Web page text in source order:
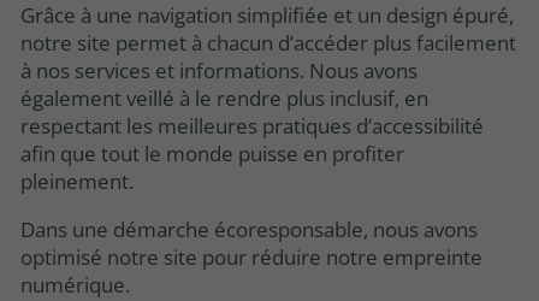
Grâce à une navigation simplifiée et un design épuré,
notre site permet à chacun d’accéder plus facilement
à nos services et informations. Nous avons
également veillé à le rendre plus inclusif, en
respectant les meilleures pratiques d’accessibilité
afin que tout le monde puisse en profiter
pleinement.
Dans une démarche écoresponsable, nous avons
optimisé notre site pour réduire notre empreinte
numérique.